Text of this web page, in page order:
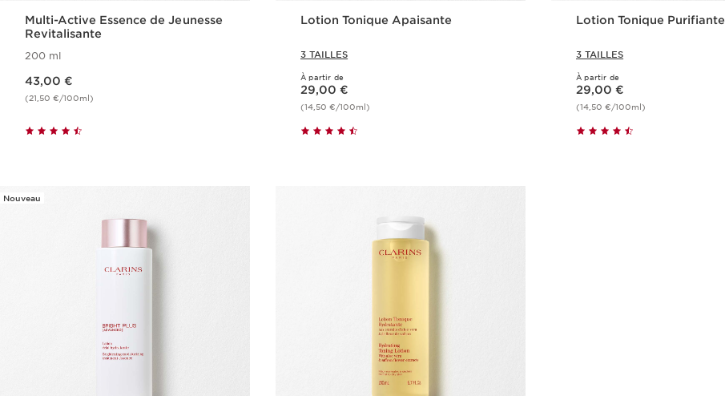
Multi-Active Essence de Jeunesse
Revitalisante
200 ml
43,00 €
(21,50 €/100ml)
Lotion Tonique Apaisante
3 TAILLES
À partir de
Nouveau prix 29,00 €
29,00 €
(14,50 €/100ml)
Lotion Tonique Purifiante
3 TAILLES
À partir de
Nouveau prix 29,00 €
29,00 €
(14,50 €/100ml)
Nouveau